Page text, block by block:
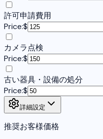
許可申請費用
Price:$
カメラ点検
Price:$
古い器具・設備の処分
Price:$
詳細設定
推奨お客様価格